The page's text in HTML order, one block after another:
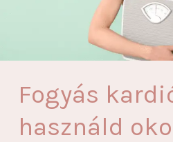
Fogyás
használd